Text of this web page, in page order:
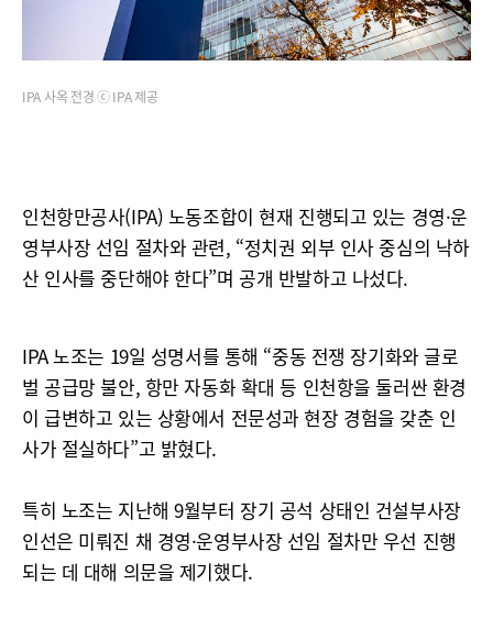
IPA 사옥 전경 ⓒ IPA 제공
인천항만공사(IPA) 노동조합이 현재 진행되고 있는 경영·운
영부사장 선임 절차와 관련, “정치권 외부 인사 중심의 낙하
산 인사를 중단해야 한다”며 공개 반발하고 나섰다.
IPA 노조는 19일 성명서를 통해 “중동 전쟁 장기화와 글로
벌 공급망 불안, 항만 자동화 확대 등 인천항을 둘러싼 환경
이 급변하고 있는 상황에서 전문성과 현장 경험을 갖춘 인
사가 절실하다”고 밝혔다.
특히 노조는 지난해 9월부터 장기 공석 상태인 건설부사장
인선은 미뤄진 채 경영·운영부사장 선임 절차만 우선 진행
되는 데 대해 의문을 제기했다.